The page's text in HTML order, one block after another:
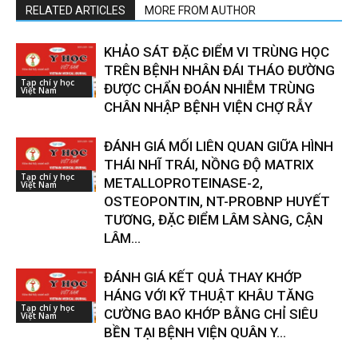
RELATED ARTICLES MORE FROM AUTHOR
Tạp chí y học
Việt Nam
KHẢO SÁT ĐẶC ĐIỂM VI TRÙNG HỌC
TRÊN BỆNH NHÂN ĐÁI THÁO ĐƯỜNG
ĐƯỢC CHẨN ĐOÁN NHIỄM TRÙNG
CHÂN NHẬP BỆNH VIỆN CHỢ RẪY
Tạp chí y học
Việt Nam
ĐÁNH GIÁ MỐI LIÊN QUAN GIỮA HÌNH
THÁI NHĨ TRÁI, NỒNG ĐỘ MATRIX
METALLOPROTEINASE-2,
OSTEOPONTIN, NT-PROBNP HUYẾT
TƯƠNG, ĐẶC ĐIỂM LÂM SÀNG, CẬN
LÂM...
Tạp chí y học
Việt Nam
ĐÁNH GIÁ KẾT QUẢ THAY KHỚP
HÁNG VỚI KỸ THUẬT KHÂU TĂNG
CƯỜNG BAO KHỚP BẰNG CHỈ SIÊU
BỀN TẠI BỆNH VIỆN QUÂN Y...